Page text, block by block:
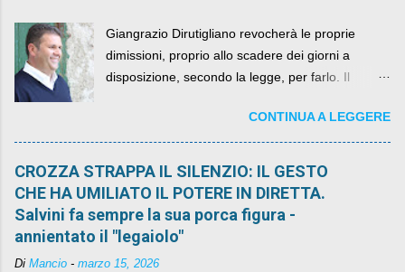
Giangrazio Dirutigliano revocherà le proprie
dimissioni, proprio allo scadere dei giorni a
disposizione, secondo la legge, per farlo. Il
quelli che si auspicavano il contrario.CONTINUA A LEGGERE
CROZZA STRAPPA IL SILENZIO: IL GESTO
CHE HA UMILIATO IL POTERE IN DIRETTA.
Salvini fa sempre la sua porca figura -
annientato il "legaiolo"
Di Mancio - marzo 15, 2026